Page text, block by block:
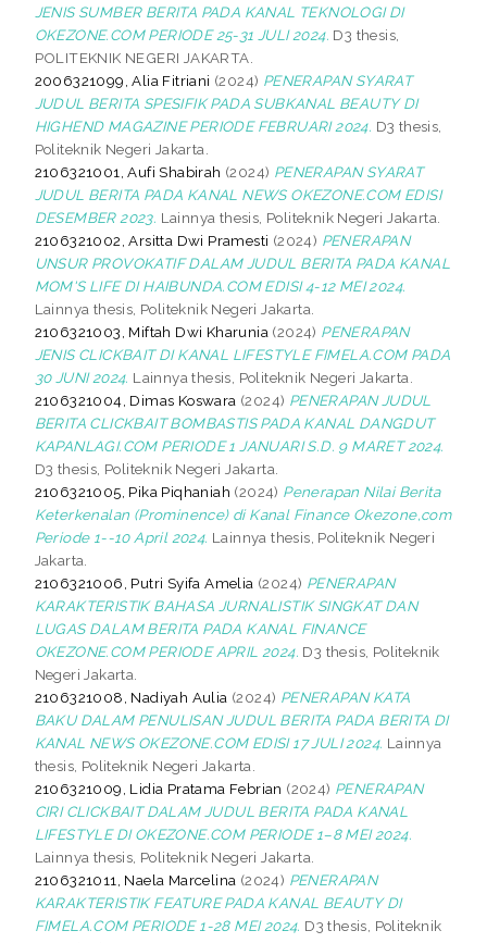
JENIS SUMBER BERITA PADA KANAL TEKNOLOGI DI
OKEZONE.COM PERIODE 25-31 JULI 2024. D3 thesis,
POLITEKNIK NEGERI JAKARTA.
2006321099, Alia Fitriani (2024) PENERAPAN SYARAT
JUDUL BERITA SPESIFIK PADA SUBKANAL BEAUTY DI
HIGHEND MAGAZINE PERIODE FEBRUARI 2024. D3 thesis,
Politeknik Negeri Jakarta.
2106321001, Aufi Shabirah (2024) PENERAPAN SYARAT
JUDUL BERITA PADA KANAL NEWS OKEZONE.COM EDISI
DESEMBER 2023. Lainnya thesis, Politeknik Negeri Jakarta.
2106321002, Arsitta Dwi Pramesti (2024) PENERAPAN
UNSUR PROVOKATIF DALAM JUDUL BERITA PADA KANAL
MOM'S LIFE DI HAIBUNDA.COM EDISI 4-12 MEI 2024.
Lainnya thesis, Politeknik Negeri Jakarta.
2106321003, Miftah Dwi Kharunia (2024) PENERAPAN
JENIS CLICKBAIT DI KANAL LIFESTYLE FIMELA.COM PADA
30 JUNI 2024. Lainnya thesis, Politeknik Negeri Jakarta.
2106321004, Dimas Koswara (2024) PENERAPAN JUDUL
BERITA CLICKBAIT BOMBASTIS PADA KANAL DANGDUT
KAPANLAGI.COM PERIODE 1 JANUARI S.D. 9 MARET 2024.
D3 thesis, Politeknik Negeri Jakarta.
2106321005, Pika Piqhaniah (2024) Penerapan Nilai Berita
Keterkenalan (Prominence) di Kanal Finance Okezone,com
Periode 1--10 April 2024. Lainnya thesis, Politeknik Negeri
Jakarta.
2106321006, Putri Syifa Amelia (2024) PENERAPAN
KARAKTERISTIK BAHASA JURNALISTIK SINGKAT DAN
LUGAS DALAM BERITA PADA KANAL FINANCE
OKEZONE.COM PERIODE APRIL 2024. D3 thesis, Politeknik
Negeri Jakarta.
2106321008, Nadiyah Aulia (2024) PENERAPAN KATA
BAKU DALAM PENULISAN JUDUL BERITA PADA BERITA DI
KANAL NEWS OKEZONE.COM EDISI 17 JULI 2024. Lainnya
thesis, Politeknik Negeri Jakarta.
2106321009, Lidia Pratama Febrian (2024) PENERAPAN
CIRI CLICKBAIT DALAM JUDUL BERITA PADA KANAL
LIFESTYLE DI OKEZONE.COM PERIODE 1–8 MEI 2024.
Lainnya thesis, Politeknik Negeri Jakarta.
2106321011, Naela Marcelina (2024) PENERAPAN
KARAKTERISTIK FEATURE PADA KANAL BEAUTY DI
FIMELA.COM PERIODE 1-28 MEI 2024. D3 thesis, Politeknik